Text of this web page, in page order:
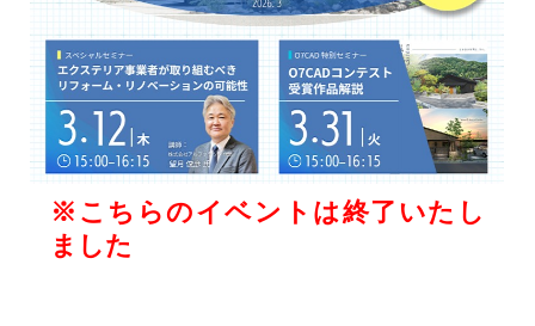
※こちらのイベントは終了いたし
ました